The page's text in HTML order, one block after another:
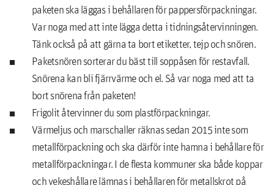
paketen ska läggas i behållaren för pappersförpackningar.
Var noga med att inte lägga detta i tidningsåtervinningen.
Tänk också på att gärna ta bort etiketter, tejp och snören.
Paketsnören sorterar du bäst till soppåsen för restavfall.
Snörena kan bli fjärrvärme och el. Så var noga med att ta
bort snörena från paketen!
Frigolit återvinner du som plastförpackningar.
Värmeljus och marschaller räknas sedan 2015 inte som
metallförpackning och ska därför inte hamna i behållare för
metallförpackningar. I de flesta kommuner ska både koppar
och vekeshållare lämnas i behållaren för metallskrot på